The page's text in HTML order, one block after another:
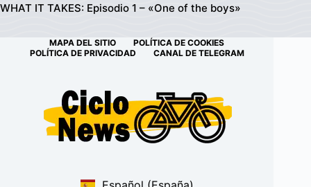
WHAT IT TAKES: Episodio 1 – «One of the boys»
MAPA DEL SITIO
POLÍTICA DE COOKIES
POLÍTICA DE PRIVACIDAD
CANAL DE TELEGRAM